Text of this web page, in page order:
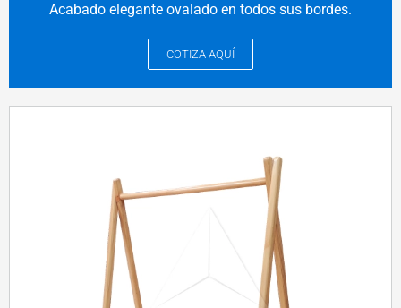
Acabado elegante ovalado en todos sus bordes.
COTIZA AQUÍ